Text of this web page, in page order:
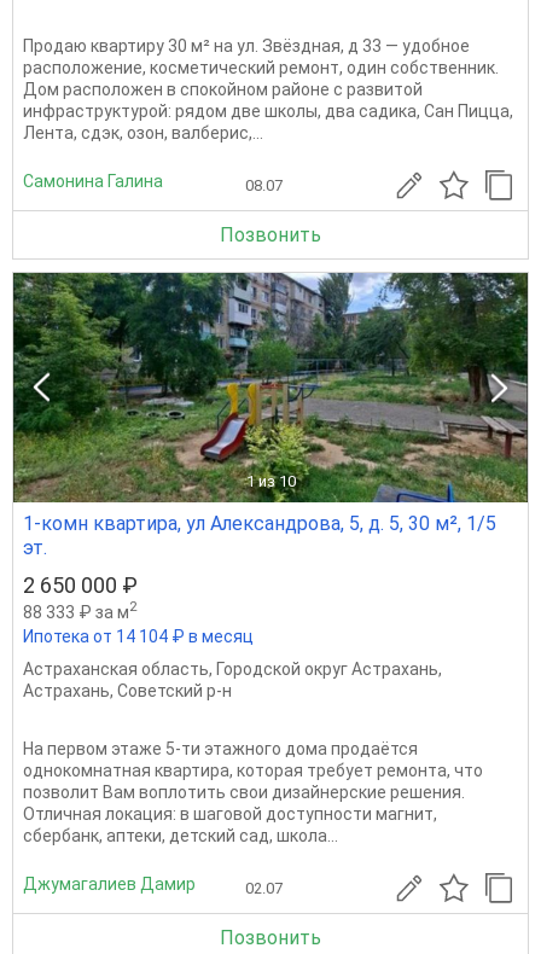
Продаю квартиру 30 м² на ул. Звёздная, д 33 — удобное
расположение, косметический ремонт, один собственник.
Дом расположен в спокойном районе с развитой
инфраструктурой: рядом две школы, два садика, Сан Пицца,
Лента, сдэк, озон, валберис,...
Самонина Галина 08.07
Позвонить
1 из 10
1-комн квартира, ул Александрова, 5, д. 5, 30 м², 1/5
эт.
2 650 000 ₽
88 333 ₽ за м2
Ипотека от 14 104 ₽ в месяц
Астраханская область, Городской округ Астрахань,
Астрахань, Советский р-н
На первом этаже 5-ти этажного дома продаётся
однокомнатная квартира, которая требует ремонта, что
позволит Вам воплотить свои дизайнерские решения.
Отличная локация: в шаговой доступности магнит,
сбербанк, аптеки, детский сад, школа...
Джумагалиев Дамир 02.07
Позвонить